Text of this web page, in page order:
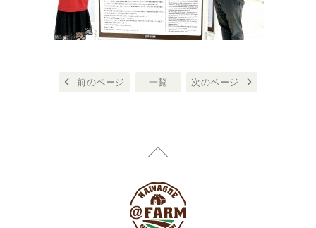
前のページ 一覧 次のページ